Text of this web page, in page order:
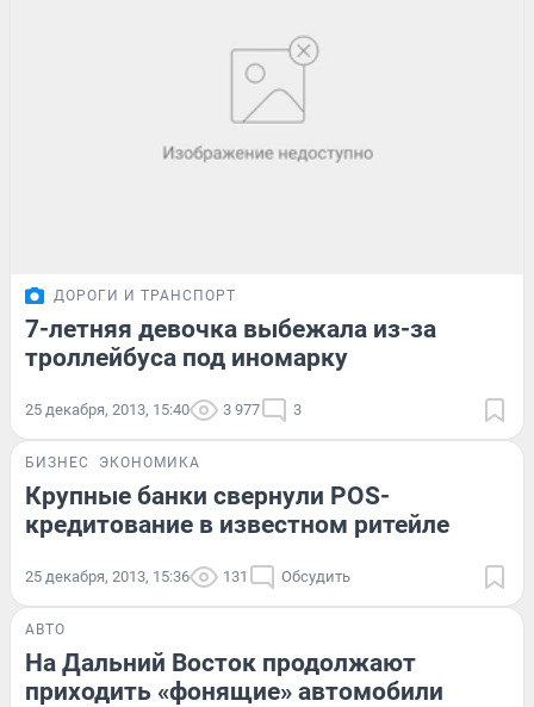
ДОРОГИ И ТРАНСПОРТ
7-летняя девочка выбежала из-за
троллейбуса под иномарку
25 декабря, 2013, 15:40 3 977 3
БИЗНЕС ЭКОНОМИКА
Крупные банки свернули POS-
кредитование в известном ритейле
25 декабря, 2013, 15:36 131 Обсудить
АВТО
На Дальний Восток продолжают
приходить «фонящие» автомобили